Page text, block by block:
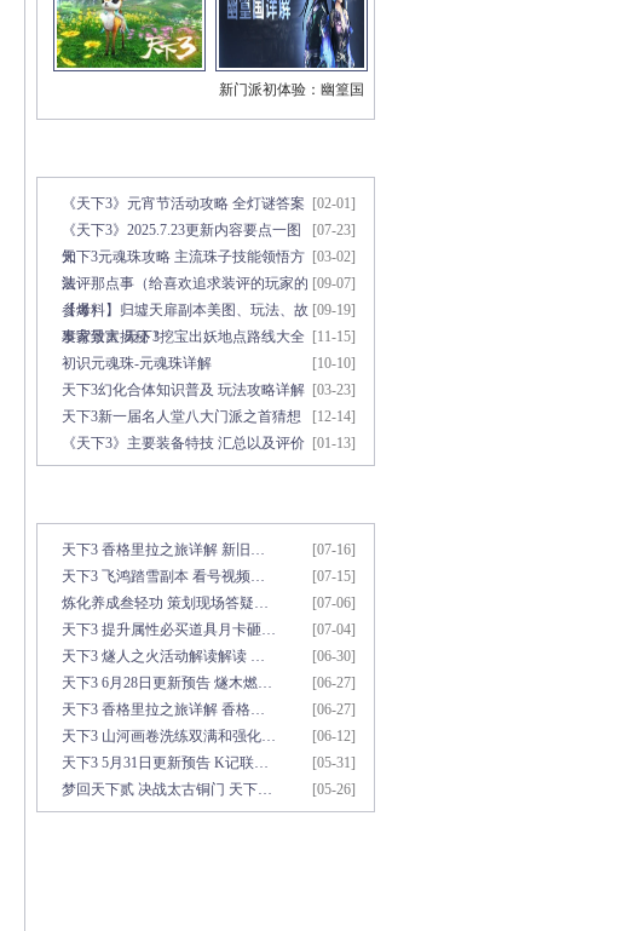
新门派初体验：幽篁国
[02-01]
《天下3》元宵节活动攻略 全灯谜答案
[07-23]
《天下3》2025.7.23更新内容要点一图
知
[03-02]
天下3元魂珠攻略 主流珠子技能领悟方
法
[09-07]
装评那点事（给喜欢追求装评的玩家的
参考）
[09-19]
【爆料】归墟天扉副本美图、玩法、故
事背景大揭秘！
[11-15]
发家致富 天下3挖宝出妖地点路线大全
[10-10]
初识元魂珠-元魂珠详解
[03-23]
天下3幻化合体知识普及 玩法攻略详解
[12-14]
天下3新一届名人堂八大门派之首猜想
[01-13]
《天下3》主要装备特技 汇总以及评价
[07-16]
天下3 香格里拉之旅详解 新旧…
[07-15]
天下3 飞鸿踏雪副本 看号视频…
[07-06]
炼化养成叁轻功 策划现场答疑…
[07-04]
天下3 提升属性必买道具月卡砸…
[06-30]
天下3 燧人之火活动解读解读 …
[06-27]
天下3 6月28日更新预告 燧木燃…
[06-27]
天下3 香格里拉之旅详解 香格…
[06-12]
天下3 山河画卷洗练双满和强化…
[05-31]
天下3 5月31日更新预告 K记联…
[05-26]
梦回天下贰 决战太古铜门 天下…